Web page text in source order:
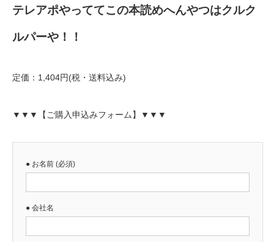
テレアポやっててこの本読めへんやつはクルク
ルパーや！！
定価：1,404円(税・送料込み)
▼▼▼【ご購入申込みフォーム】▼▼▼
● お名前 (必須)
● 会社名